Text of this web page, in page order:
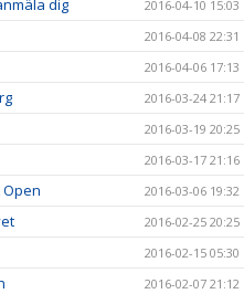
dig 2016-04-10 15:03
2016-04-08 22:31
2016-04-06 17:13
2016-03-24 21:17
2016-03-19 20:25
2016-03-17 21:16
2016-03-06 19:32
2016-02-25 20:25
2016-02-15 05:30
2016-02-07 21:12